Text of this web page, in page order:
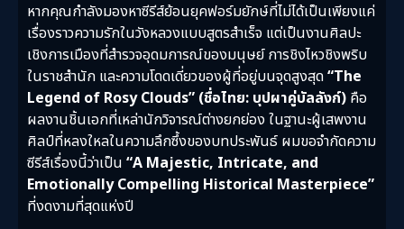
หากคุณกำลังมองหาซีรีส์ย้อนยุคฟอร์มยักษ์ที่ไม่ได้เป็นเพียงแค่
เรื่องราวความรักในวังหลวงแบบสูตรสำเร็จ แต่เป็นงานศิลปะ
เชิงการเมืองที่สำรวจอุดมการณ์ของมนุษย์ การชิงไหวชิงพริบ
ในราชสำนัก และความโดดเดี่ยวของผู้ที่อยู่บนจุดสูงสุด“The
Legend of Rosy Clouds” (ชื่อไทย: บุปผาคู่บัลลังก์) คือ
ผลงานชิ้นเอกที่เหล่านักวิจารณ์ต่างยกย่อง ในฐานะผู้เสพงาน
ศิลป์ที่หลงใหลในความลึกซึ้งของบทประพันธ์ ผมขอจำกัดความ
ซีรีส์เรื่องนี้ว่าเป็น “A Majestic, Intricate, and
Emotionally Compelling Historical Masterpiece”
ที่งดงามที่สุดแห่งปี